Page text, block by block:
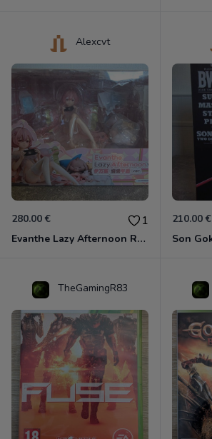
Alexcvt
280.00 € 1
Evanthe Lazy Afternoon Red Pride of Eden
210.00 €
TheGamingR83